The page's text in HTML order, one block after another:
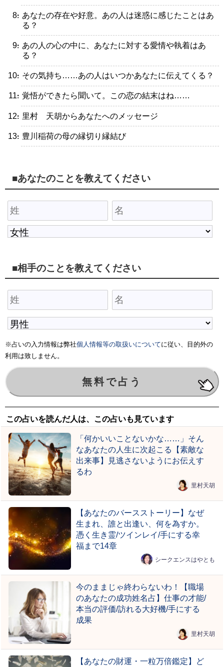
・あなたの存在や好意。あの人は迷惑に感じたことはあ
る？
・あの人の心の中に、あなたに対する愛情や執着はあ
る？
・その気持ち……あの人はいつかあなたに伝えてくる？
・覚悟ができたら聞いて。この恋の結末はね……
・里村 天胡からあなたへのメッセージ
・豊川稲荷の母の縁切り縁結び
■あなたのことを教えてください
■相手のことを教えてください
※占いの入力情報は弊社個人情報等の取扱いについてに従い、目的外の
利用は致しません。
この占いを読んだ人は、この占いも見ています
「何かいいことないかな……」そん
なあなたの人生に次起こる【素敵な
出来事】見逃さないようにお伝えす
るわ
里村天胡
【あなたのバースストーリー】なぜ
生まれ、誰と出逢い、何を為すか。
憑く生き霊/ツインレイ/手にする幸
福まで14章
シークエンスはやとも
今のままじゃ終わらないわ！【職場
のあなたの成功姓名占】仕事の才能/
本当の評価/訪れる大好機/手にする
成果
里村天胡
【あなたの財運・一粒万倍鑑定】ど